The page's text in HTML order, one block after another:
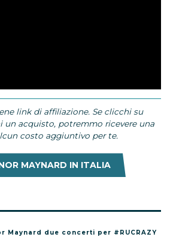
link di affiliazione. Se clicchi su
un acquisto, potremmo ricevere una
costo aggiuntivo per te.
MAYNARD IN ITALIA
Maynard due concerti per #RUCRAZY